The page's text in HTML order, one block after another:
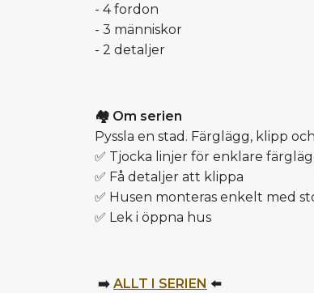
- 4 fordon
- 3 människor
- 2 detaljer
🏘️ Om serien
Pyssla en stad. Färglägg, klipp
✅ Tjocka linjer för enklare
✅ Få detaljer att klippa
✅ Husen monteras enkelt med
✅ Lek i öppna hus
➡️ ALLT I SERIEN ⬅️